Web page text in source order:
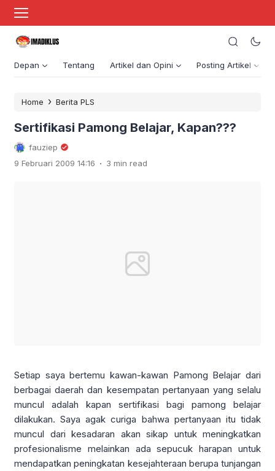
Depan Tentang Artikel dan Opini Posting Artikel
Home › Berita PLS
Sertifikasi Pamong Belajar, Kapan???
fauziep
9 Februari 2009 14:16 . 3 min read
Setiap saya bertemu kawan-kawan Pamong Belajar dari
berbagai daerah dan kesempatan pertanyaan yang selalu
muncul adalah kapan sertifikasi bagi pamong belajar
dilakukan. Saya agak curiga bahwa pertanyaan itu tidak
muncul dari kesadaran akan sikap untuk meningkatkan
profesionalisme melainkan ada sepucuk harapan untuk
mendapatkan peningkatan kesejahteraan berupa tunjangan